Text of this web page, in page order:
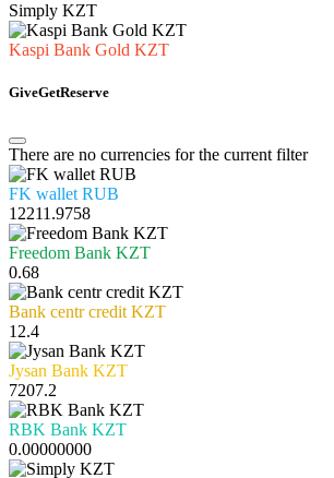
Simply KZT
Kaspi Bank Gold KZT
GiveGetReserve
There are no currencies for the current filter
FK wallet RUB
12211.9758
Freedom Bank KZT
0.68
Bank centr credit KZT
12.4
Jysan Bank KZT
7207.2
RBK Bank KZT
0.00000000